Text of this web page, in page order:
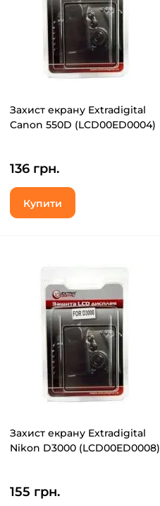
Захист екрану Extradigital
Canon 550D (LCD00ED0004)
136 грн.
Купити
Захист екрану Extradigital
Nikon D3000 (LCD00ED0008)
155 грн.